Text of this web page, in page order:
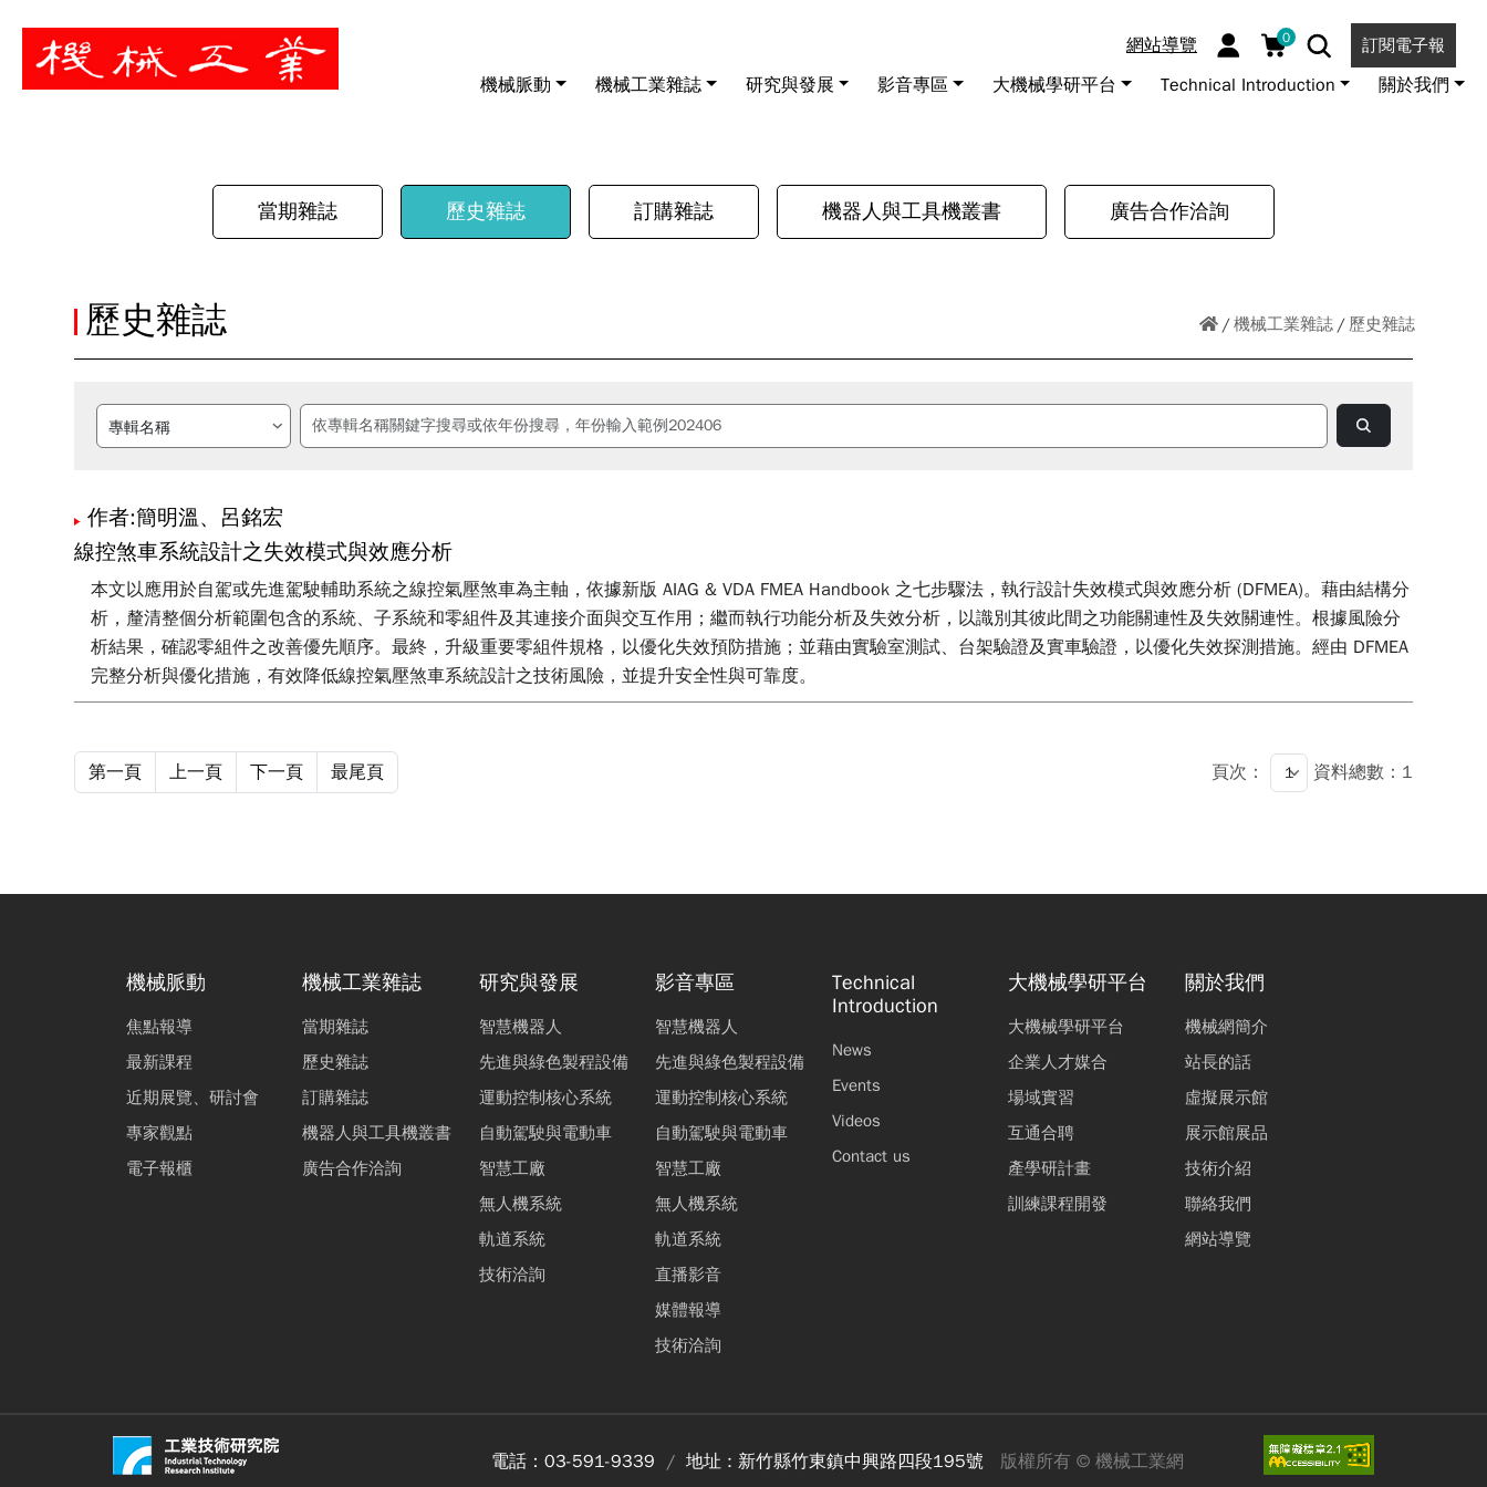
網站導覽 0 訂閱電子報
機械脈動 機械工業雜誌 研究與發展 影音專區 大機械學研平台 Technical Introduction 關於我們
暫停
當期雜誌 歷史雜誌 訂購雜誌 機器人與工具機叢書 廣告合作洽詢
機械工業雜誌 歷史雜誌
歷史雜誌
作者:簡明溫、呂銘宏
線控煞車系統設計之失效模式與效應分析
本文以應用於自駕或先進駕駛輔助系統之線控氣壓煞車為主軸，依據新版 AIAG & VDA FMEA Handbook 之七步驟法，執行設計失效模式與效應分析 (DFMEA)。藉由結構分
析，釐清整個分析範圍包含的系統、子系統和零組件及其連接介面與交互作用；繼而執行功能分析及失效分析，以識別其彼此間之功能關連性及失效關連性。根據風險分
析結果，確認零組件之改善優先順序。最終，升級重要零組件規格，以優化失效預防措施；並藉由實驗室測試、台架驗證及實車驗證，以優化失效探測措施。經由 DFMEA
完整分析與優化措施，有效降低線控氣壓煞車系統設計之技術風險，並提升安全性與可靠度。
第一頁 上一頁 下一頁 最尾頁 頁次： 資料總數：1
機械脈動
焦點報導
最新課程
近期展覽、研討會
專家觀點
電子報櫃
機械工業雜誌
當期雜誌
歷史雜誌
訂購雜誌
機器人與工具機叢書
廣告合作洽詢
研究與發展
智慧機器人
先進與綠色製程設備
運動控制核心系統
自動駕駛與電動車
智慧工廠
無人機系統
軌道系統
技術洽詢
影音專區
智慧機器人
先進與綠色製程設備
運動控制核心系統
自動駕駛與電動車
智慧工廠
無人機系統
軌道系統
直播影音
媒體報導
技術洽詢
Technical
Introduction
News
Events
Videos
Contact us
大機械學研平台
大機械學研平台
企業人才媒合
場域實習
互通合聘
產學研計畫
訓練課程開發
關於我們
機械網簡介
站長的話
虛擬展示館
展示館展品
技術介紹
聯絡我們
網站導覽
電話： 03-591-9339 地址 : 新竹縣竹東鎮中興路四段195號 版權所有 © 機械工業網